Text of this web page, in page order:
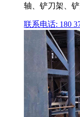
轴、铲刀架、
联系电话: 180